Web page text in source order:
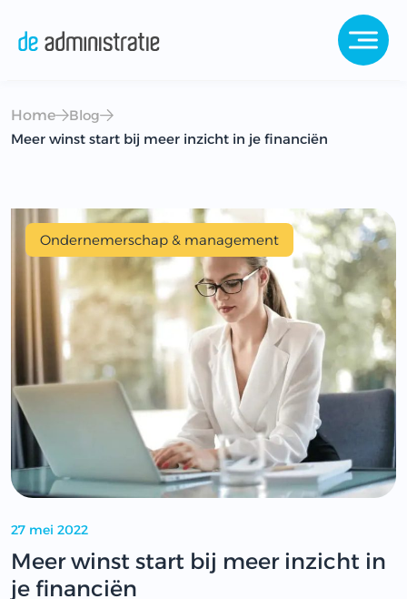
Home
Blog
Meer winst start bij meer inzicht in je financiën
Ondernemerschap & management
27 mei 2022
Meer winst start bij meer inzicht in
je financiën